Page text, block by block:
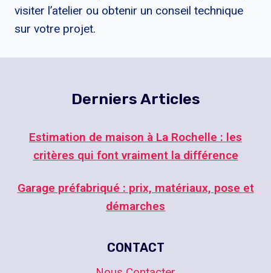
visiter l’atelier ou obtenir un conseil technique
sur votre projet.
Derniers Articles
Estimation de maison à La Rochelle : les
critères qui font vraiment la différence
Garage préfabriqué : prix, matériaux, pose et
démarches
CONTACT